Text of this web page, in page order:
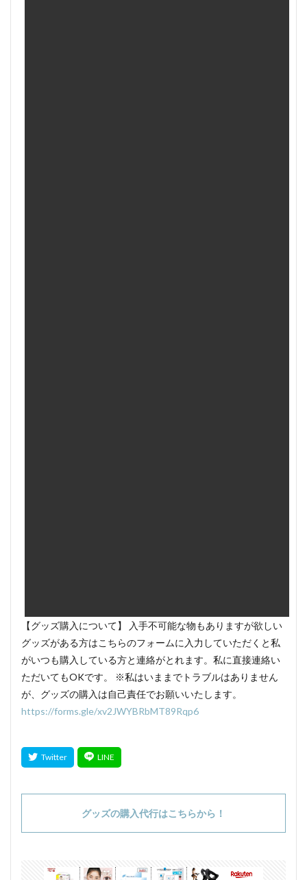
【グッズ購入について】 入手不可能な物もありますが欲しい
グッズがある方はこちらのフォームに入力していただくと私
がいつも購入している方と連絡がとれます。私に直接連絡い
ただいてもOKです。 ※私はいままでトラブルはありません
が、グッズの購入は自己責任でお願いいたします。
https://forms.gle/xv2JWYBRbMT89Rqp6
グッズの購入代行はこちらから！